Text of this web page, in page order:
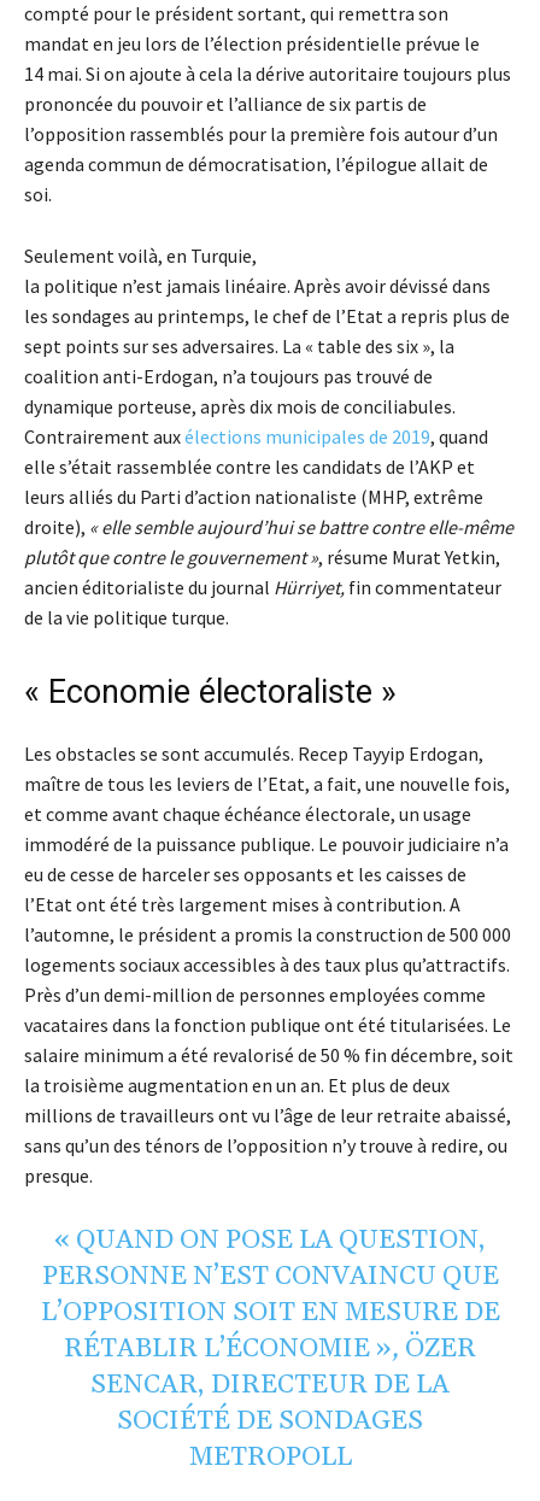
compté pour le président sortant, qui remettra son
mandat en jeu lors de l’élection présidentielle prévue le
14 mai. Si on ajoute à cela la dérive autoritaire toujours plus
prononcée du pouvoir et l’alliance de six partis de
l’opposition rassemblés pour la première fois autour d’un
agenda commun de démocratisation, l’épilogue allait de
soi.
Seulement voilà, en Turquie,
la politique n’est jamais linéaire. Après avoir dévissé dans
les sondages au printemps, le chef de l’Etat a repris plus de
sept points sur ses adversaires. La « table des six », la
coalition anti-Erdogan, n’a toujours pas trouvé de
dynamique porteuse, après dix mois de conciliabules.
Contrairement auxélections municipales de 2019, quand
elle s’était rassemblée contre les candidats de l’AKP et
leurs alliés du Parti d’action nationaliste (MHP, extrême
droite), « elle semble aujourd’hui se battre contre elle-même
plutôt que contre le gouvernement », résume Murat Yetkin,
ancien éditorialiste du journal Hürriyet, fin commentateur
de la vie politique turque.
« Economie électoraliste »
Les obstacles se sont accumulés. Recep Tayyip Erdogan,
maître de tous les leviers de l’Etat, a fait, une nouvelle fois,
et comme avant chaque échéance électorale, un usage
immodéré de la puissance publique. Le pouvoir judiciaire n’a
eu de cesse de harceler ses opposants et les caisses de
l’Etat ont été très largement mises à contribution. A
l’automne, le président a promis la construction de 500 000
logements sociaux accessibles à des taux plus qu’attractifs.
Près d’un demi-million de personnes employées comme
vacataires dans la fonction publique ont été titularisées. Le
salaire minimum a été revalorisé de 50 % fin décembre, soit
la troisième augmentation en un an. Et plus de deux
millions de travailleurs ont vu l’âge de leur retraite abaissé,
sans qu’un des ténors de l’opposition n’y trouve à redire, ou
presque.
« QUAND ON POSE LA QUESTION,
PERSONNE N’EST CONVAINCU QUE
L’OPPOSITION SOIT EN MESURE DE
RÉTABLIR L’ÉCONOMIE », ÖZER
SENCAR, DIRECTEUR DE LA
SOCIÉTÉ DE SONDAGES
METROPOLL